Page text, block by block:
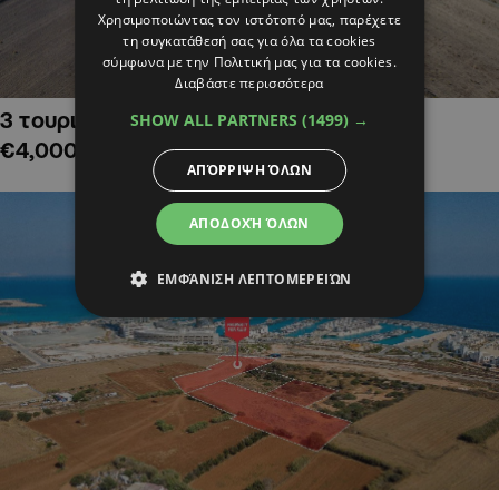
3 τουριστικά χωράφια στην Αλαμινό,
€4,000,000
Χρησιμοποιώντας τον ιστότοπό μας, παρέχετε
τη συγκατάθεσή σας για όλα τα cookies
σύμφωνα με την Πολιτική μας για τα cookies.
Διαβάστε περισσότερα
SHOW ALL PARTNERS (1499) →
ΑΠΟΔΟΧΉ ΌΛΩΝ
ΑΠΌΡΡΙΨΗ ΌΛΩΝ
ΕΜΦΆΝΙΣΗ ΛΕΠΤΟΜΕΡΕΙΏΝ